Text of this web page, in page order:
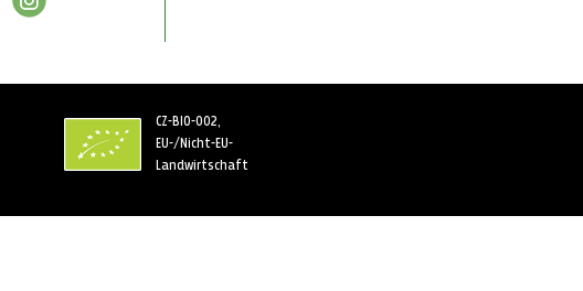
CZ-BIO-002,
EU-/Nicht-EU-
Landwirtschaft